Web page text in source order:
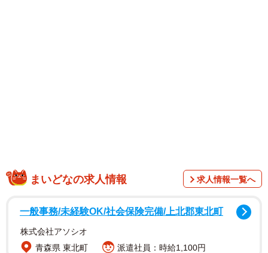
まいどなの求人情報 求人情報一覧へ
一般事務/未経験OK/社会保険完備/上北郡東北町
株式会社アソシオ
青森県 東北町
派遣社員：時給1,100円